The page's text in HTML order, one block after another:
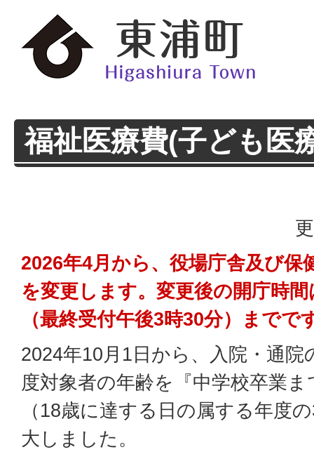
福祉医療費(子ども医
2026年4月から、役場庁舎及び保
を変更します。変更後の開庁時
（最終受付午後3時30分）までで
2024年10月1日から、入院・通院
度対象者の年齢を『中学校卒業
（18歳に達する日の属する年度
大しました。